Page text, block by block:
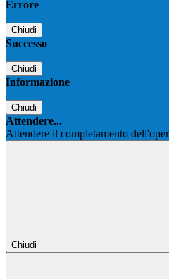
Errore
Chiudi
Successo
Chiudi
Informazione
Chiudi
Attendere...
Attendere il completamento
Chiudi